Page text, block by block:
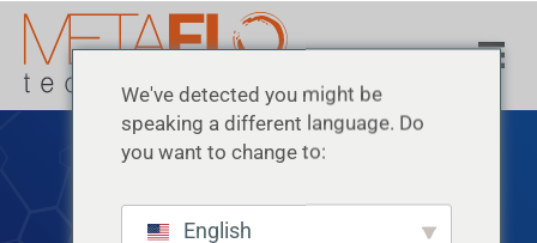
We've detected you might be
speaking a different language. Do
you want to change to:
English